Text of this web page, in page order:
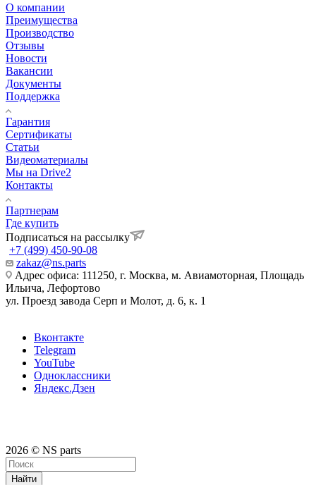
О компании
Преимущества
Производство
Отзывы
Новости
Вакансии
Документы
Поддержка
Гарантия
Сертификаты
Статьи
Видеоматериалы
Мы на Drive2
Контакты
Партнерам
Где купить
Подписаться на рассылку
+7 (499) 450-90-08
zakaz@ns.parts
Адрес офиса: 111250, г. Москва, м. Авиамоторная, Площадь
Ильича, Лефортово
ул. Проезд завода Серп и Молот, д. 6, к. 1
Вконтакте
Telegram
YouTube
Одноклассники
Яндекс.Дзен
2026 © NS parts
Найти